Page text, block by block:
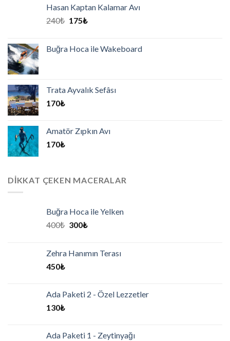
Hasan Kaptan Kalamar Avı
240₺ 175₺
Buğra Hoca ile Wakeboard
Trata Ayvalık Sefâsı
170₺
Amatör Zıpkın Avı
170₺
DIKKAT ÇEKEN MACERALAR
Buğra Hoca ile Yelken
400₺ 300₺
Zehra Hanımın Terası
450₺
Ada Paketi 2 - Özel Lezzetler
130₺
Ada Paketi 1 - Zeytinyağı